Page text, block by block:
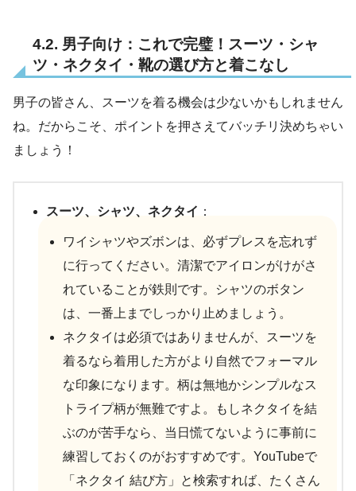
4.2. 男子向け：これで完璧！スーツ・シャ
ツ・ネクタイ・靴の選び方と着こなし
男子の皆さん、スーツを着る機会は少ないかもしれません
ね。だからこそ、ポイントを押さえてバッチリ決めちゃい
ましょう！
スーツ、シャツ、ネクタイ ：
ワイシャツやズボンは、必ずプレスを忘れず
に行ってください。清潔でアイロンがけがさ
れていることが鉄則です。シャツのボタン
は、一番上までしっかり止めましょう。
ネクタイは必須ではありませんが、スーツを
着るなら着用した方がより自然でフォーマル
な印象になります。柄は無地かシンプルなス
トライプ柄が無難ですよ。もしネクタイを結
ぶのが苦手なら、当日慌てないように事前に
練習しておくのがおすすめです。YouTubeで
「ネクタイ 結び方」と検索すれば、たくさん